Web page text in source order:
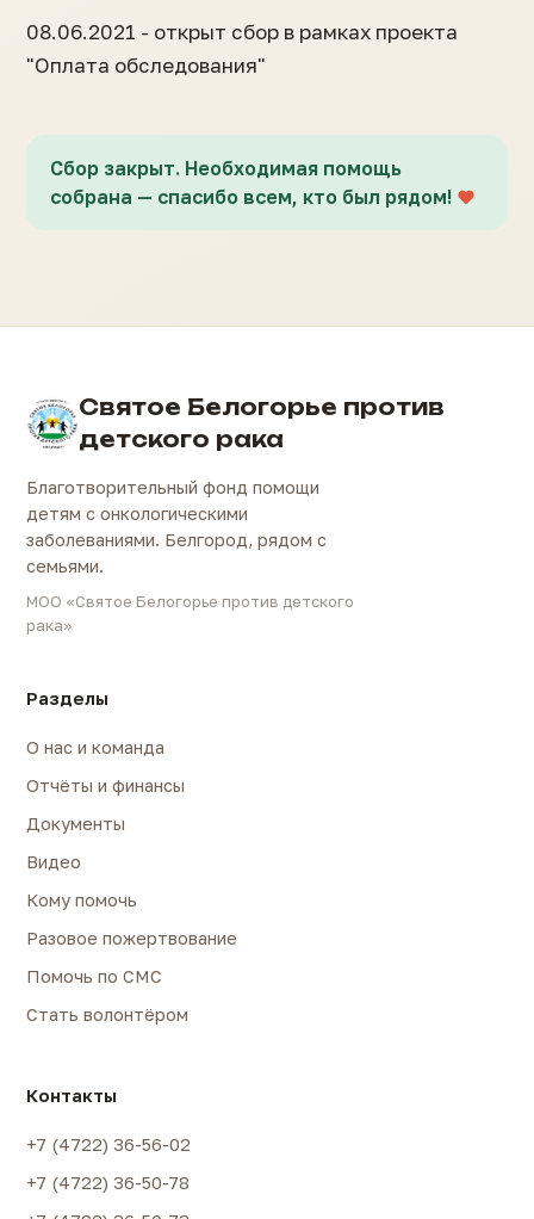
08.06.2021 - открыт сбор в рамках проекта
"Оплата обследования"
Сбор закрыт. Необходимая помощь
собрана — спасибо всем, кто был рядом!
Святое Белогорье против
детского рака
Благотворительный фонд помощи
детям с онкологическими
заболеваниями. Белгород, рядом с
семьями.
МОО «Святое Белогорье против детского
рака»
Разделы
О нас и команда
Отчёты и финансы
Документы
Видео
Кому помочь
Разовое пожертвование
Помочь по СМС
Стать волонтёром
Контакты
+7 (4722) 36-56-02
+7 (4722) 36-50-78